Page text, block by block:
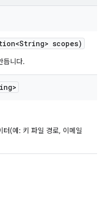
scopes)
듭니다.
터(예: 키 파일 경로, 이메일